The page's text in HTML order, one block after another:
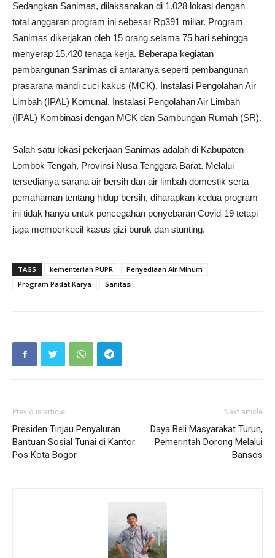
Sedangkan Sanimas, dilaksanakan di 1.028 lokasi dengan
total anggaran program ini sebesar Rp391 miliar. Program
Sanimas dikerjakan oleh 15 orang selama 75 hari sehingga
menyerap 15.420 tenaga kerja. Beberapa kegiatan
pembangunan Sanimas di antaranya seperti pembangunan
prasarana mandi cuci kakus (MCK), Instalasi Pengolahan Air
Limbah (IPAL) Komunal, Instalasi Pengolahan Air Limbah
(IPAL) Kombinasi dengan MCK dan Sambungan Rumah (SR).
Salah satu lokasi pekerjaan Sanimas adalah di Kabupaten
Lombok Tengah, Provinsi Nusa Tenggara Barat. Melalui
tersedianya sarana air bersih dan air limbah domestik serta
pemahaman tentang hidup bersih, diharapkan kedua program
ini tidak hanya untuk pencegahan penyebaran Covid-19 tetapi
juga memperkecil kasus gizi buruk dan stunting.
TAGS kementerian PUPR
Penyediaan Air Minum
Program Padat Karya
Sanitasi
Previous article
Presiden Tinjau Penyaluran
Bantuan Sosial Tunai di Kantor
Pos Kota Bogor
Next article
Daya Beli Masyarakat Turun,
Pemerintah Dorong Melalui
Bansos